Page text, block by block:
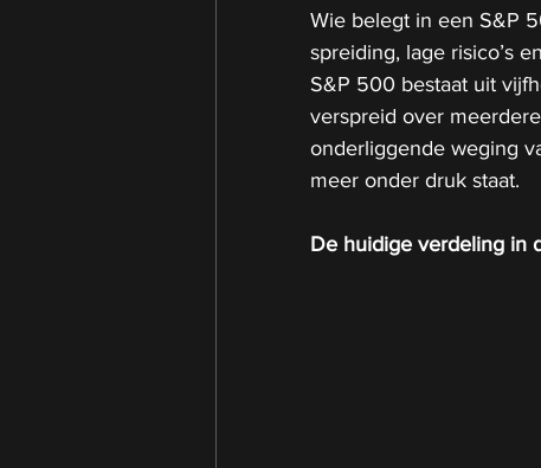
Wie belegt in een S&P
spreiding, lage risico’s
S&P 500 bestaat uit
verspreid over
onderliggende weging
meer onder druk staat.
De huidige verdeling in